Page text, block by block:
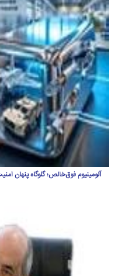
آلومینیوم فوق‌خالص؛ گلوگاه پنهان امنیت